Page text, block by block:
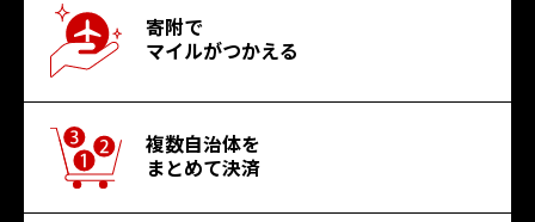
寄附で
マイルがつかえる
複数自治体を
まとめて決済